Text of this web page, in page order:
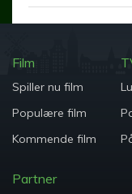
Film
Spiller nu film
Populære film
Kommende film
Partner